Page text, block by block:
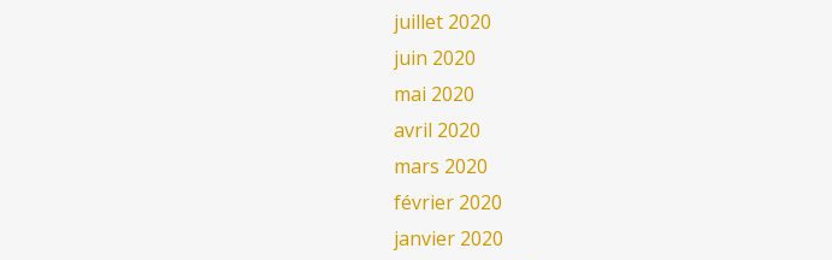
juillet 2020
juin 2020
mai 2020
avril 2020
mars 2020
février 2020
janvier 2020